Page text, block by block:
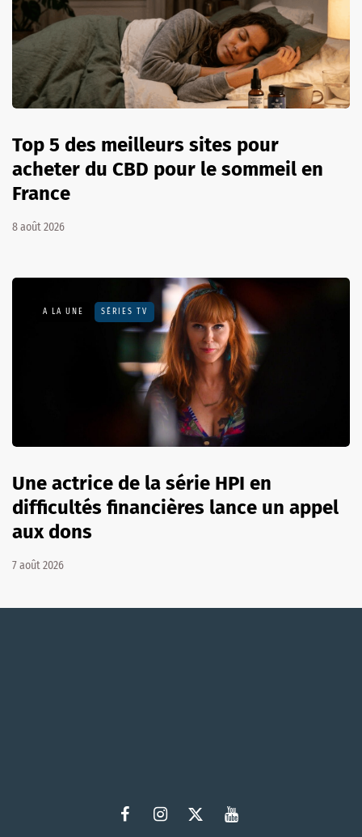
Top 5 des meilleurs sites pour
acheter du CBD pour le sommeil en
France
8 août 2026
A LA UNE SÉRIES TV
Une actrice de la série HPI en
difficultés financières lance un appel
aux dons
7 août 2026